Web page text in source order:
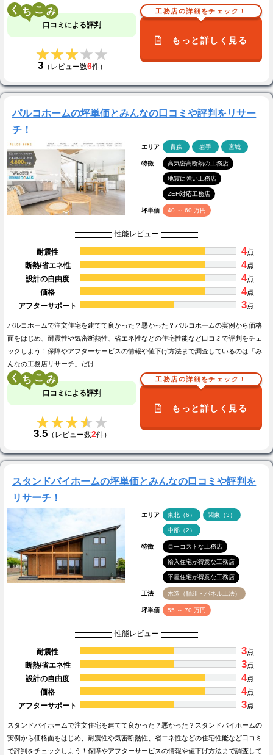
く こ
口コミによる評判
★★★★★
★★★★★
3（レビュー数6件）
工務店の詳細をチェック！
もっと詳しく見る
パルコホームの坪単価とみんなの口コミや評判をリサー
チ！
エリア 青森 岩手 宮城
特徴 高気密高断熱の工務店
地震に強い工務店
ZEH対応工務店
坪単価 40 ～ 60 万円
性能レビュー
耐震性 4点
断熱/省エネ性
4点
設計の自由度
4点
価格
4点
アフターサポート
3点
パルコホームで注文住宅を建てて良かった？悪かった？パルコホームの実例から価格
面をはじめ、耐震性や気密断熱性、省エネ性などの住宅性能など口コミで評判をチェ
ックしよう！保障やアフターサービスの情報や値下げ方法まで調査しているのは「み
んなの工務店リサーチ」だけ…
く こ
口コミによる評判
★★★★★
★★★★★
3.5（レビュー数2件）
工務店の詳細をチェック！
もっと詳しく見る
スタンドバイホームの坪単価とみんなの口コミや評判を
リサーチ！
エリア 東北（6） 関東（3）
中部（2）
特徴 ローコストな工務店
輸入住宅が得意な工務店
平屋住宅が得意な工務店
工法 木造（軸組・パネル工法）
坪単価 55 ～ 70 万円
性能レビュー
耐震性 3点
断熱/省エネ性
3点
設計の自由度
4点
価格
4点
アフターサポート
3点
スタンドバイホームで注文住宅を建てて良かった？悪かった？スタンドバイホームの
実例から価格面をはじめ、耐震性や気密断熱性、省エネ性などの住宅性能など口コミ
で評判をチェックしよう！保障やアフターサービスの情報や値下げ方法まで調査して